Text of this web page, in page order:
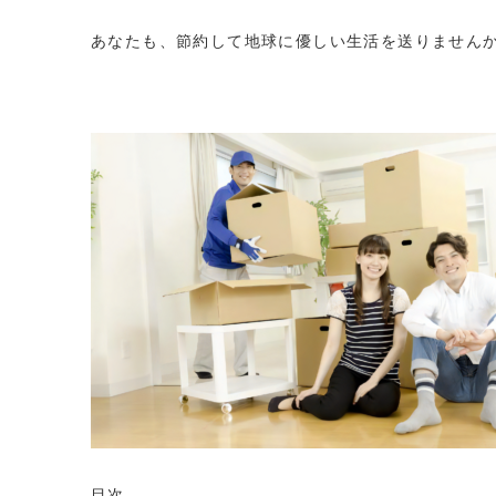
あなたも、節約して地球に優しい生活を送りません